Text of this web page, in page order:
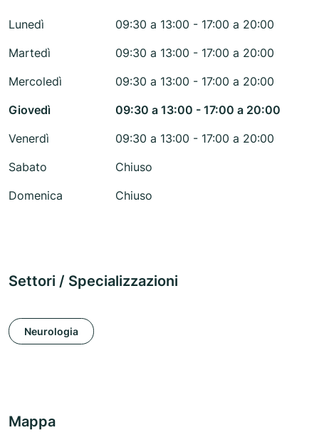
Lunedì
09:30 a 13:00 - 17:00 a 20:00
Martedì
09:30 a 13:00 - 17:00 a 20:00
Mercoledì
09:30 a 13:00 - 17:00 a 20:00
Giovedì
09:30 a 13:00 - 17:00 a 20:00
Venerdì
09:30 a 13:00 - 17:00 a 20:00
Sabato
Chiuso
Domenica
Chiuso
Settori / Specializzazioni
Neurologia
Mappa